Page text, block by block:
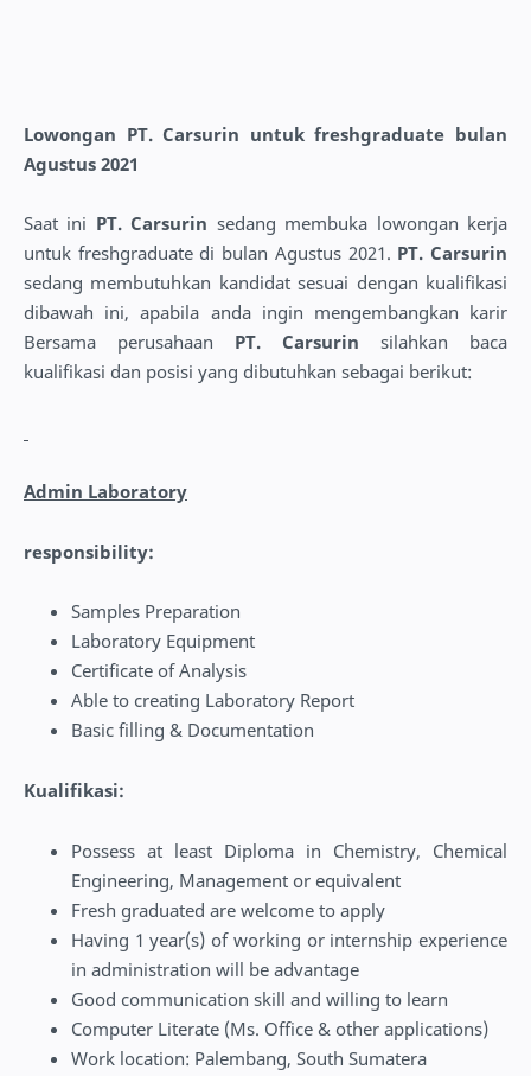
Lowongan PT. Carsurin untuk freshgraduate bulan
Agustus 2021
Saat ini PT. Carsurin sedang membuka lowongan kerja
untuk freshgraduate di bulan Agustus 2021. PT. Carsurin
sedang membutuhkan kandidat sesuai dengan kualifikasi
dibawah ini, apabila anda ingin mengembangkan karir
Bersama perusahaan PT. Carsurin silahkan baca
kualifikasi dan posisi yang dibutuhkan sebagai berikut:
Admin Laboratory
responsibility:
Samples Preparation
Laboratory Equipment
Certificate of Analysis
Able to creating Laboratory Report
Basic filling & Documentation
Kualifikasi:
Possess at least Diploma in Chemistry, Chemical
Engineering, Management or equivalent
Fresh graduated are welcome to apply
Having 1 year(s) of working or internship experience
in administration will be advantage
Good communication skill and willing to learn
Computer Literate (Ms. Office & other applications)
Work location: Palembang, South Sumatera